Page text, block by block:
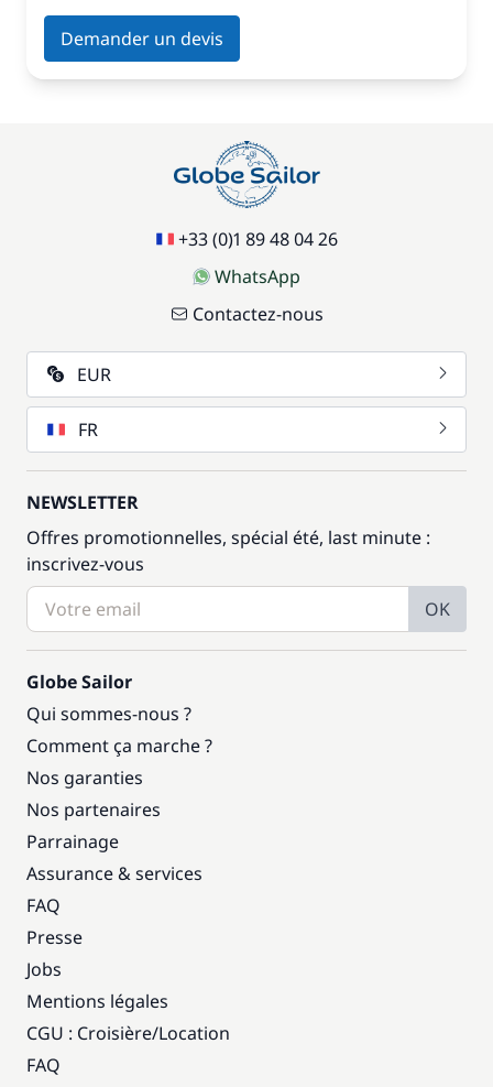
Demander un devis
+33 (0)1 89 48 04 26
WhatsApp
Contactez-nous
EUR
FR
NEWSLETTER
Offres promotionnelles, spécial été, last minute :
inscrivez-vous
OK
Globe Sailor
Qui sommes-nous ?
Comment ça marche ?
Nos garanties
Nos partenaires
Parrainage
Assurance & services
FAQ
Presse
Jobs
Mentions légales
CGU : Croisière/Location
FAQ